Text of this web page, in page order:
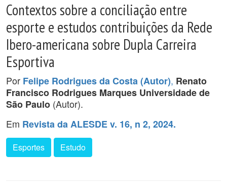
Contextos sobre a conciliação entre
esporte e estudos contribuições da Rede
Ibero-americana sobre Dupla Carreira
Esportiva
Por Felipe Rodrigues da Costa (Autor), Renato
Francisco Rodrigues Marques Universidade de
São Paulo (Autor).
Em Revista da ALESDE v. 16, n 2, 2024.
Esportes Estudo